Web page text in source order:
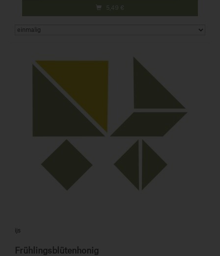
5,49 €
ijs
Frühlingsblütenhonig